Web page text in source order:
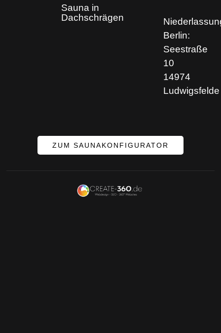
Sauna in
Dachschrägen
Berlin:
Seestraße
10
14974
Ludwigsfelde
ZUM SAUNAKONFIGURATOR